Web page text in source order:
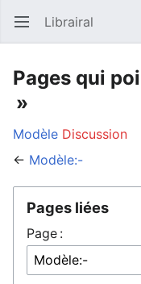
Ouvrir le menu principal Librairal
Pages qui
»
Modèle Discussion
← Modèle:-
Pages liées
Page :